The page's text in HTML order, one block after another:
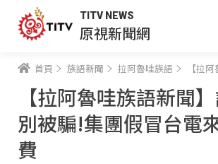
TITV NEWS
原視新聞網
首頁 族語新聞 拉阿魯哇族語 【拉阿魯哇族語
【拉阿魯哇族語新聞
別被騙!集團假冒台電
費